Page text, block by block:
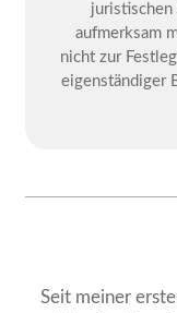
juristischen
aufmerksam
nicht zur
eigenständiger
Seit meiner